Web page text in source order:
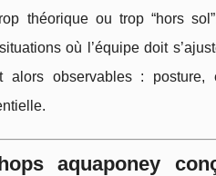
théorique ou trop “hors
où l’équipe doit
alors observables : posture,
aquaponey